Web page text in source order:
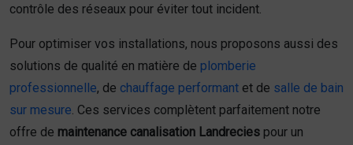
contrôle des réseaux pour éviter tout incident.
Pour optimiser vos installations, nous proposons aussi des
solutions de qualité en matière de plomberie
professionnelle, de chauffage performant et de salle de bain
sur mesure . Ces services complètent parfaitement notre
offre de maintenance canalisation Landrecies pour un